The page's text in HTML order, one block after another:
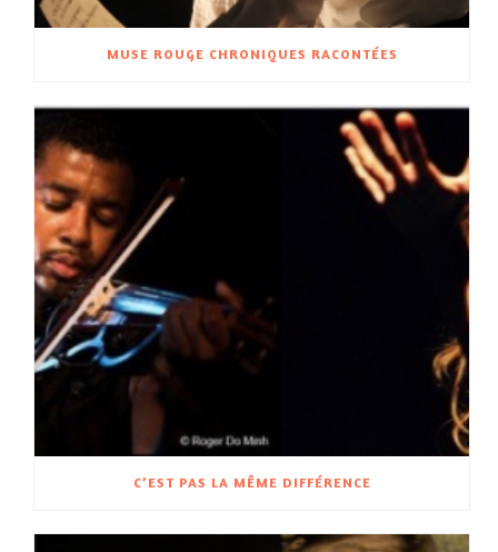
MUSE ROUGE CHRONIQUES RACONTÉES
C’EST PAS LA MÊME DIFFÉRENCE